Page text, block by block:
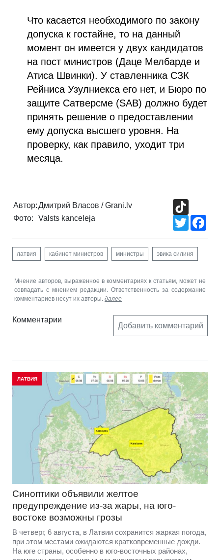
Что касается необходимого по закону
допуска к гостайне, то на данный
момент он имеется у двух кандидатов
на пост министров (Даце Мелбарде и
Атиса Швинки). У ставленника СЗК
Рейниса Узулниекса его нет, и Бюро по
защите Сатверсме (SAB) должно будет
принять решение о предоставлении
ему допуска высшего уровня. На
проверку, как правило, уходит три
месяца.
Автор:Дмитрий Власов / Grani.lv
Фото:
Valsts kanceleja
Twitter
латвия кабинет министров министры эвика силиня
Мнение авторов, выраженное в комментариях к статьям, может не
совпадать с мнением редакции. Ответственность за содержание
комментариев несут их авторы. далее
Комментарии
Добавить комментарий
ЛАТВИЯ
Синоптики объявили желтое
предупреждение из-за жары, на юго-
востоке возможны грозы
В четверг, 6 августа, в Латвии сохранится жаркая погода,
при этом местами ожидаются кратковременные дожди.
На юге страны, особенно в юго-восточных районах,